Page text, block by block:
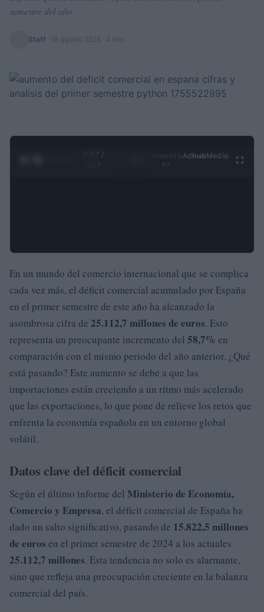
semestre del año.
Staff 18 agosto 2025 · 4 min
0:28 /
4:27
Ad hubMedia
En un mundo del comercio internacional que se complica
cada vez más, el déficit comercial acumulado por España
en el primer semestre de este año ha alcanzado la
asombrosa cifra de 25.112,7 millones de euros. Esto
representa un preocupante incremento del 58,7% en
comparación con el mismo periodo del año anterior. ¿Qué
está pasando? Este aumento se debe a que las
importaciones están creciendo a un ritmo más acelerado
que las exportaciones, lo que pone de relieve los retos que
enfrenta la economía española en un entorno global
volátil.
Datos clave del déficit comercial
Según el último informe del Ministerio de Economía,
Comercio y Empresa, el déficit comercial de España ha
dado un salto significativo, pasando de 15.822,5 millones
de euros en el primer semestre de 2024 a los actuales
25.112,7 millones. Esta tendencia no solo es alarmante,
sino que refleja una preocupación creciente en la balanza
comercial del país.